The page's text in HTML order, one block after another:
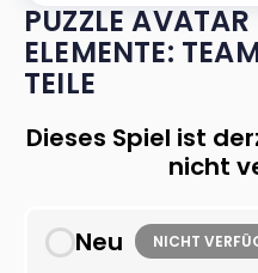
PUZZLE AVATAR
ELEMENTE:
TEILE
Dieses Spiel ist
nicht
Neu NICHT